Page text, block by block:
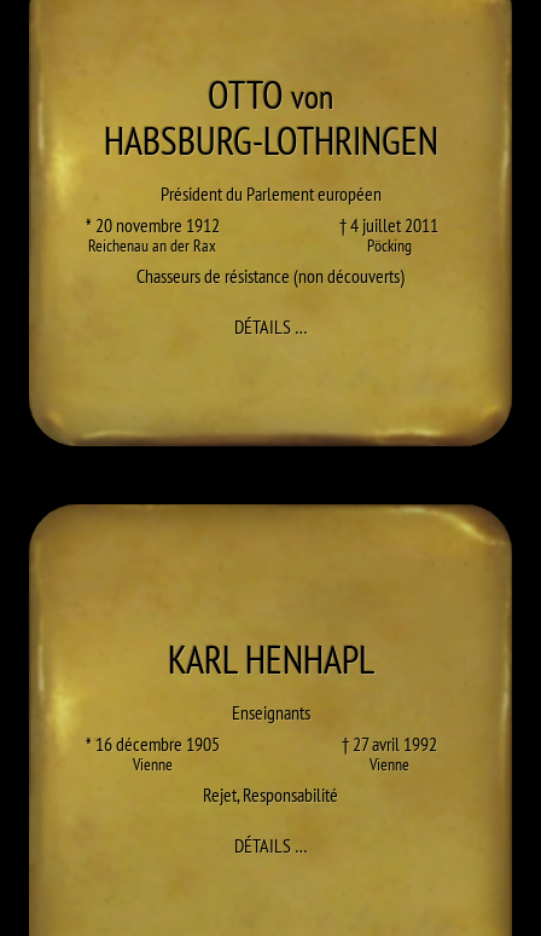
OTTOvon
HABSBURG-LOTHRINGEN
Président du Parlement européen
* 20 novembre 1912
Reichenau an der Rax
† 4 juillet 2011
Pöcking
Chasseurs de résistance (non découverts)
DÉTAILS…À OTTO HABSBURG-LOTHRINGEN
KARLHENHAPL
Enseignants
* 16 décembre 1905
Vienne
† 27 avril 1992
Vienne
Rejet,Responsabilité
DÉTAILS…À KARL HENHAPL